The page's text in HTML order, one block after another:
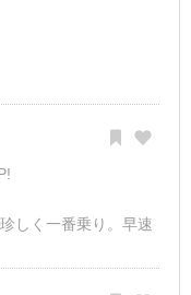
しく一番乗り。早速